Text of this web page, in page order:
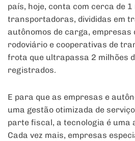
país, hoje, conta com cerca de 1
transportadoras, divididas em
autônomos de carga,
rodoviário e cooperativas de
frota que ultrapassa 2 milhões
registrados.
E para que as empresas e
uma gestão otimizada de
parte fiscal, a tecnologia é uma
Cada vez mais, empresas